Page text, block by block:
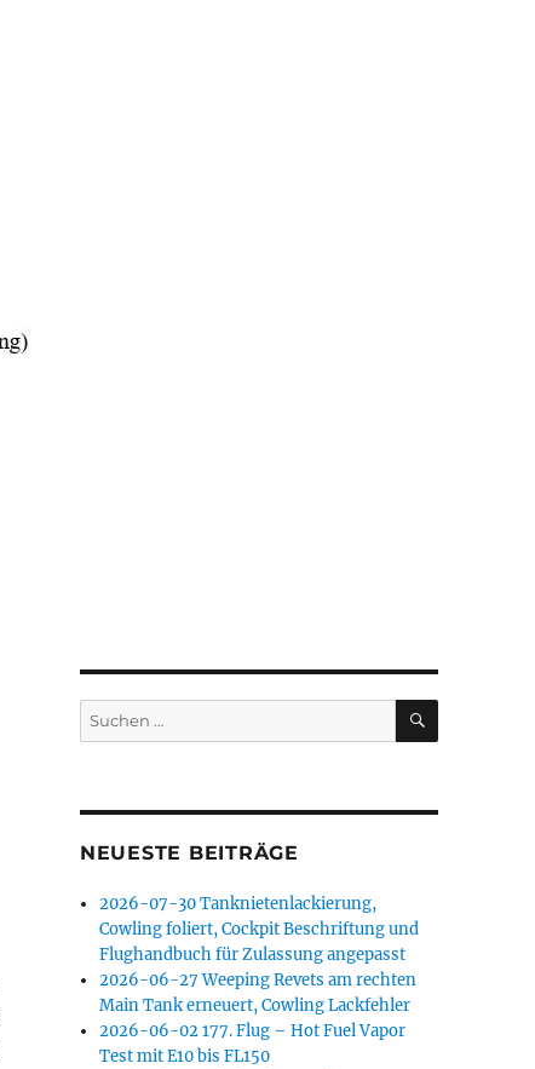
Suchen
nach:
SUCHEN
NEUESTE BEITRÄGE
2026-07-30 Tanknietenlackierung,
Cowling foliert, Cockpit Beschriftung und
Flughandbuch für Zulassung angepasst
2026-06-27 Weeping Revets am rechten
Main Tank erneuert, Cowling Lackfehler
2026-06-02 177. Flug – Hot Fuel Vapor
Test mit E10 bis FL150